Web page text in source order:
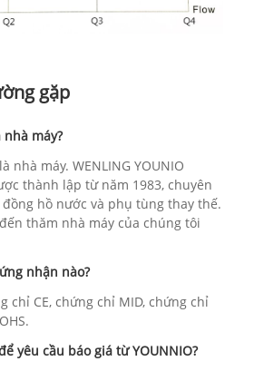
gặp
máy?
nhà máy. WENLING YOUNIO
thành lập từ năm 1983, chuyên
hồ nước và phụ tùng thay thế.
thăm nhà máy của chúng tôi
nhận nào?
chỉ CE, chứng chỉ MID, chứng chỉ
yêu cầu báo giá từ YOUNNIO?